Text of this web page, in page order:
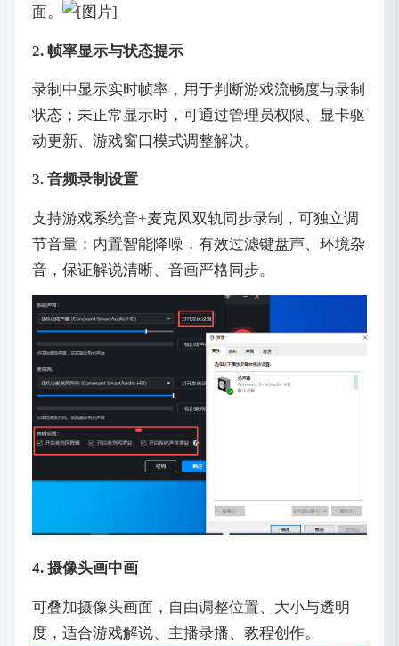
面。
2. 帧率显示与状态提示
录制中显示实时帧率，用于判断游戏流畅度与录制
状态；未正常显示时，可通过管理员权限、显卡驱
动更新、游戏窗口模式调整解决。
3. 音频录制设置
支持游戏系统音+麦克风双轨同步录制，可独立调
节音量；内置智能降噪，有效过滤键盘声、环境杂
音，保证解说清晰、音画严格同步。
4. 摄像头画中画
可叠加摄像头画面，自由调整位置、大小与透明
度，适合游戏解说、主播录播、教程创作。